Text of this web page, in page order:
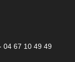
04 67 10 49 49